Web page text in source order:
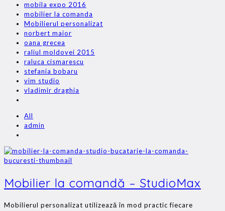
mobila expo 2016
mobilier la comanda
Mobilierul personalizat
norbert maior
oana grecea
raliul moldovei 2015
raluca cismarescu
stefania bobaru
vim studio
vladimir draghia
All
admin
Mobilier la comandă – StudioMax
Mobilierul personalizat utilizează în mod practic fiecare